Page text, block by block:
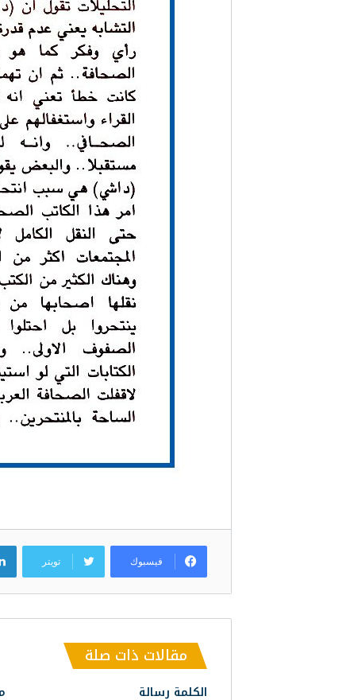
فيسبوك تويتر
مقالات ذات صلة
الكلمة رسالة